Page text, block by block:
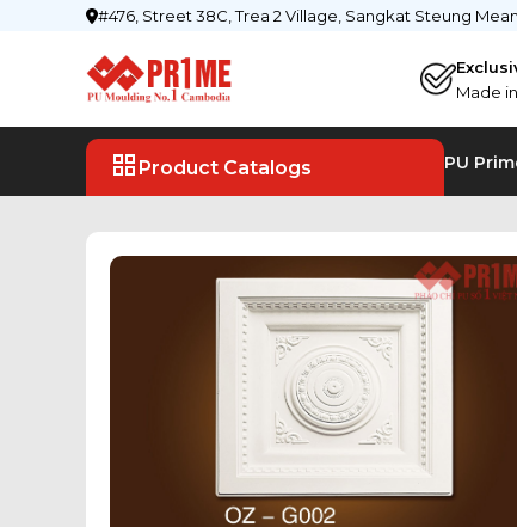
#476, Street 38C, Trea 2 Village, Sangkat Steung
Made
Product Catalogs PU